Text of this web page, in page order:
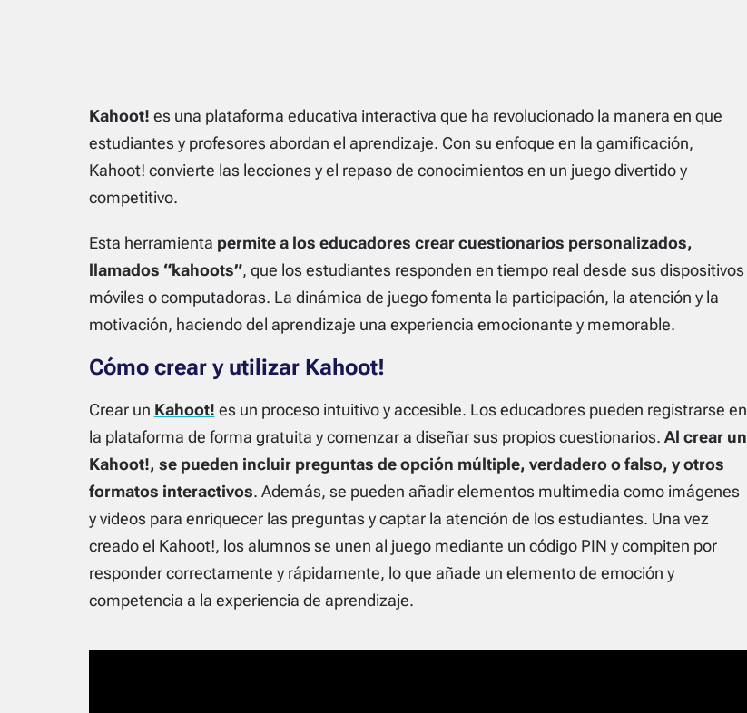
Kahoot! es una plataforma educativa interactiva que ha revolucionado la manera en que
estudiantes y profesores abordan el aprendizaje. Con su enfoque en la gamificación,
Kahoot! convierte las lecciones y el repaso de conocimientos en un juego divertido y
competitivo.
Esta herramienta permite a los educadores crear cuestionarios personalizados,
llamados “kahoots”, que los estudiantes responden en tiempo real desde sus dispositivos
móviles o computadoras. La dinámica de juego fomenta la participación, la atención y la
motivación, haciendo del aprendizaje una experiencia emocionante y memorable.
Cómo crear y utilizar Kahoot!
Crear un Kahoot! es un proceso intuitivo y accesible. Los educadores pueden registrarse en
la plataforma de forma gratuita y comenzar a diseñar sus propios cuestionarios. Al crear un
Kahoot!, se pueden incluir preguntas de opción múltiple, verdadero o falso, y otros
formatos interactivos. Además, se pueden añadir elementos multimedia como imágenes
y videos para enriquecer las preguntas y captar la atención de los estudiantes. Una vez
creado el Kahoot!, los alumnos se unen al juego mediante un código PIN y compiten por
responder correctamente y rápidamente, lo que añade un elemento de emoción y
competencia a la experiencia de aprendizaje.